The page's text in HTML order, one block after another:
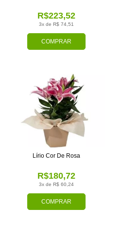
COMPRAR
3x de R$ 74,51
R$223,52
COMPRAR
3x de R$ 60,24
R$180,72
Lírio Cor De Rosa